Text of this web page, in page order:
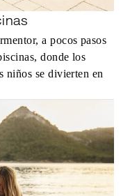
a pocos pasos
donde los
niños se divierten en